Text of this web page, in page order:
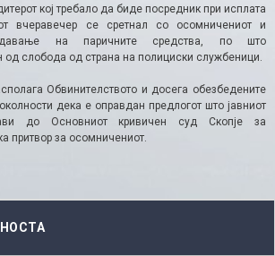
кој требало да биде посредник при исплата
вчеравечер се сретнал со осомничениот и
на паричните средства, по што
слобода од страна на полициски службеници.
Обвинителството и досега обезбедените
дека е оправдан предлогот што јавниот
до Основниот кривичен суд Скопје за
притвор за осомничениот.